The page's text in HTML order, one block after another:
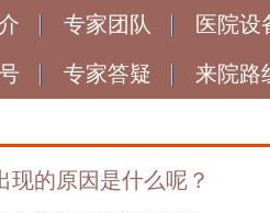
专家团队 医院设
专家答疑 来院路
现的原因是什么呢？